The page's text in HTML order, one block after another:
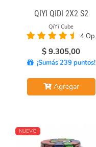
QIYI QIDI 2X2 S2
QiYi Cube
4 Op.
$ 9.305,00
¡Sumás 239 puntos!
Agregar
NUEVO